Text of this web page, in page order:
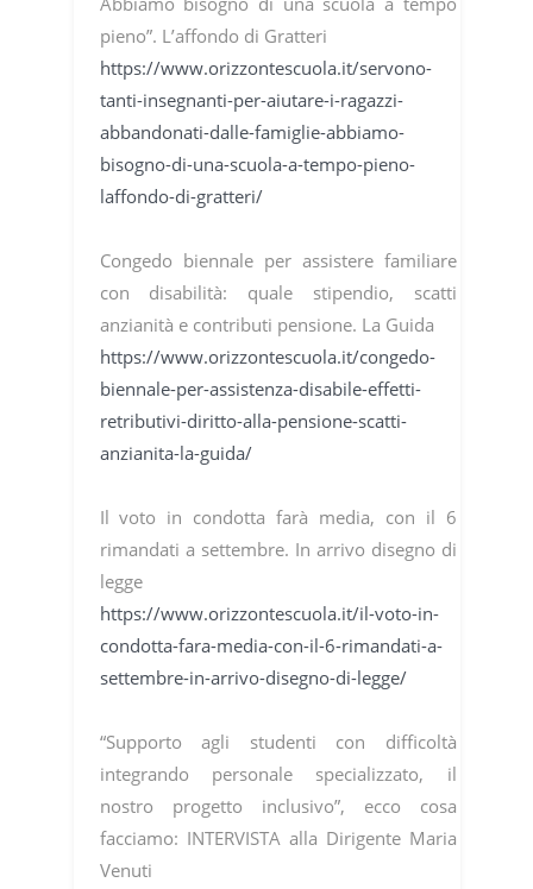
pieno”. L’affondo di Gratteri
https://www.orizzontescuola.it/servono-
tanti-insegnanti-per-aiutare-i-ragazzi-
abbandonati-dalle-famiglie-abbiamo-
bisogno-di-una-scuola-a-tempo-pieno-
laffondo-di-gratteri/
Congedo biennale per assistere familiare
con disabilità: quale stipendio, scatti
anzianità e contributi pensione. La Guida
https://www.orizzontescuola.it/congedo-
biennale-per-assistenza-disabile-effetti-
retributivi-diritto-alla-pensione-scatti-
anzianita-la-guida/
Il voto in condotta farà media, con il 6
rimandati a settembre. In arrivo disegno di
legge
https://www.orizzontescuola.it/il-voto-in-
condotta-fara-media-con-il-6-rimandati-a-
settembre-in-arrivo-disegno-di-legge/
“Supporto agli studenti con difficoltà
integrando personale specializzato, il
nostro progetto inclusivo”, ecco cosa
facciamo: INTERVISTA alla Dirigente Maria
Venuti